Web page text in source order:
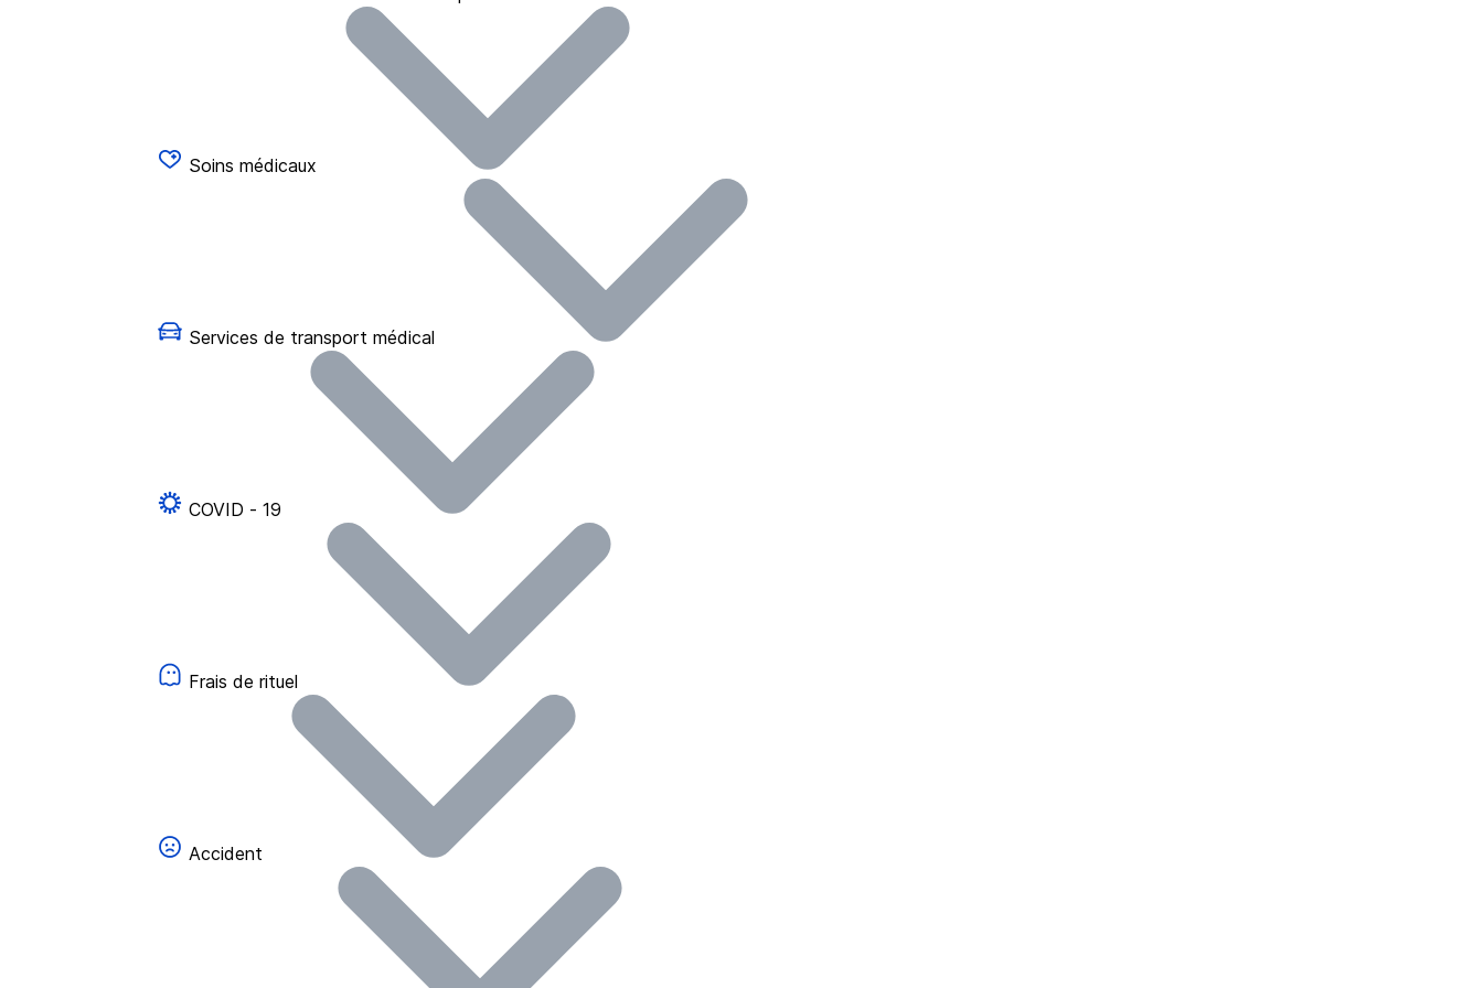
Soins médicaux
Services de transport médical
COVID - 19
Frais de rituel
Accident